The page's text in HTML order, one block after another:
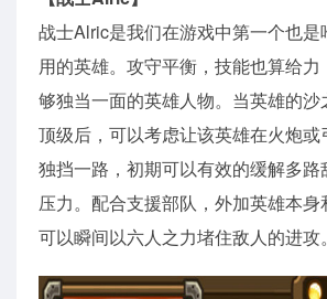
战士Alric是我们在游戏中第一个也是
用的英雄。攻守平衡，技能也算给
够独当一面的英雄人物。当英雄的沙
顶级后，可以考虑让该英雄在火炮
独挡一路，初期可以有效的缓解多路
压力。配合支援部队，外加英雄本身
可以瞬间以六人之力堵住敌人的进攻。